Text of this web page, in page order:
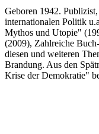
Geboren 1942.
internationalen Politik
Mythos und Utopie"
(2009), Zahlreiche
diesen und weiteren
Brandung. Aus den
Krise der Demokratie"